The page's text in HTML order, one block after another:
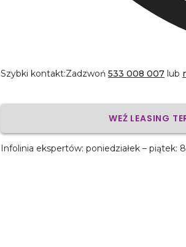
Szybki kontakt:Zadzwoń 533 008 007 lub
WEŹ LEASING
Infolinia ekspertów: poniedziałek – piątek: